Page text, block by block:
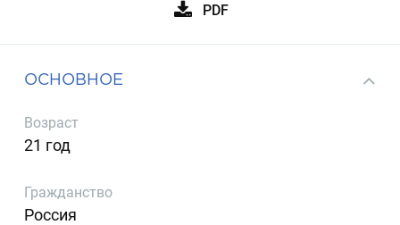
PDF
ОСНОВНОЕ
Возраст
21 год
Гражданство
Россия